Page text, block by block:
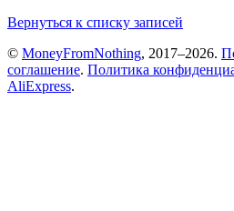
Вернуться к списку записей
© MoneyFromNothing, 2017–2026.
соглашение. Политика
AliExpress.